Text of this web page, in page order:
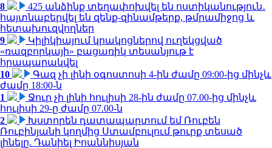
8
425 անձինք տեղափոխվել են ոստիկանություն․
հայտնաբերվել են զենք-զինամթերք, թմրամիջոց և
հետախուզվողներ
9
Կիլիկիայում կրակոցներով ուղեկցված
«ռազբորկայի» բացառիկ տեսանյութ է
հրապարակվել
10
Գազ չի լինի օգոստոսի 4-ին ժամը 09:00-ից մինչև
ժամը 18:00-ն
1
Ջուր չի լինի հուլիսի 28-ին ժամը 07.00-ից մինչև
հուլիսի 29-ը ժամը 07.00-ն
2
Խստորեն դատապարտում եմ Ռուբեն
Ռուբինյանի կողմից Ստամբուլում թուրք տեսած
լինելը. Դանիել Իոաննիսյան